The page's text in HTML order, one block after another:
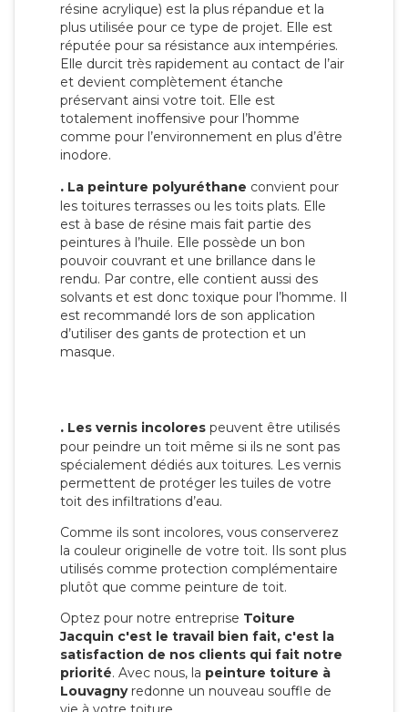
résine acrylique) est la plus répandue et la
plus utilisée pour ce type de projet. Elle est
réputée pour sa résistance aux intempéries.
Elle durcit très rapidement au contact de l’air
et devient complètement étanche
préservant ainsi votre toit. Elle est
totalement inoffensive pour l’homme
comme pour l’environnement en plus d’être
inodore.
. La peinture polyuréthane convient pour
les toitures terrasses ou les toits plats. Elle
est à base de résine mais fait partie des
peintures à l’huile. Elle possède un bon
pouvoir couvrant et une brillance dans le
rendu. Par contre, elle contient aussi des
solvants et est donc toxique pour l’homme. Il
est recommandé lors de son application
d’utiliser des gants de protection et un
masque.
. Les vernis incolores peuvent être utilisés
pour peindre un toit même si ils ne sont pas
spécialement dédiés aux toitures. Les vernis
permettent de protéger les tuiles de votre
toit des infiltrations d’eau.
Comme ils sont incolores, vous conserverez
la couleur originelle de votre toit. Ils sont plus
utilisés comme protection complémentaire
plutôt que comme peinture de toit.
Optez pour notre entreprise Toiture
Jacquin c'est le travail bien fait, c'est la
satisfaction de nos clients qui fait notre
priorité. Avec nous, la peinture toiture à
Louvagnyredonne un nouveau souffle de